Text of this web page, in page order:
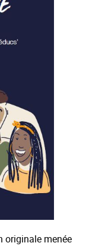
originale menée